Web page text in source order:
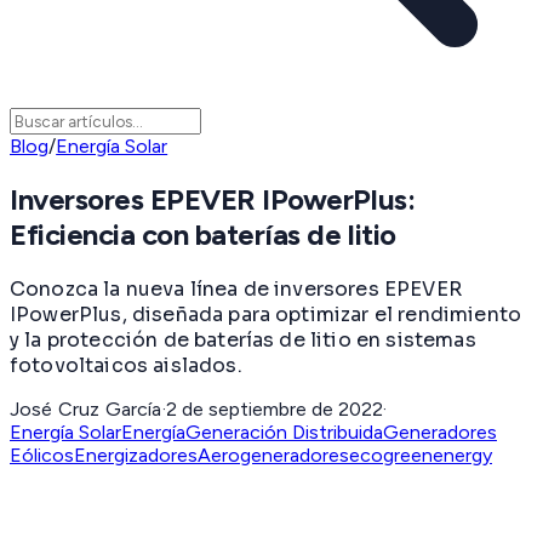
Blog/Energía Solar
Inversores EPEVER IPowerPlus:
Eficiencia con baterías de litio
Conozca la nueva línea de inversores EPEVER
IPowerPlus, diseñada para optimizar el rendimiento
y la protección de baterías de litio en sistemas
fotovoltaicos aislados.
José Cruz García·2 de septiembre de 2022·
Energía SolarEnergíaGeneración DistribuidaGeneradores
EólicosEnergizadoresAerogeneradoresecogreenenergy